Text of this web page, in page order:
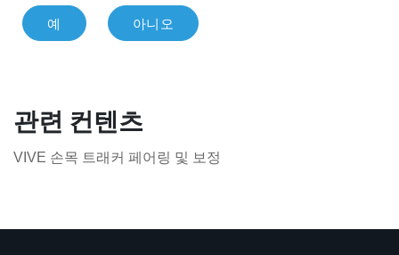
예 아니오
관련 컨텐츠
VIVE 손목 트래커 페어링 및 보정